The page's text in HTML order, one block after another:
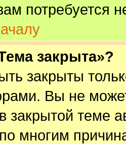
потребуется
закрыта»?
закрыты
Вы не
закрытой теме
многим